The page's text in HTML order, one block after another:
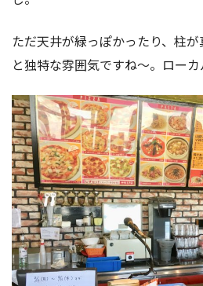
ただ天井が緑っぽかったり、柱
と独特な雰囲気ですね〜。ローカ